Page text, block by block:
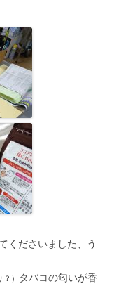
くださいました、う
）
タバコの匂いが香